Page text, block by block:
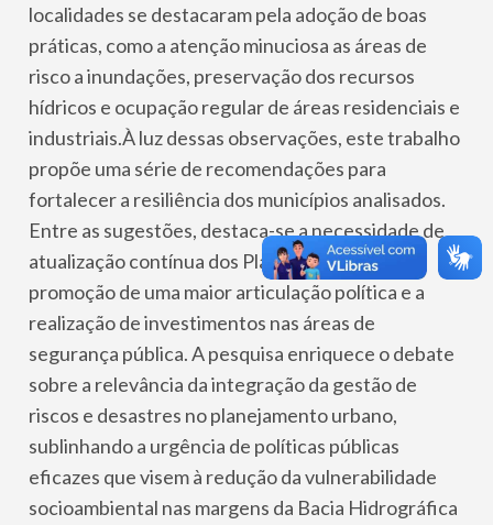
localidades se destacaram pela adoção de boas
práticas, como a atenção minuciosa as áreas de
risco a inundações, preservação dos recursos
hídricos e ocupação regular de áreas residenciais e
industriais.À luz dessas observações, este trabalho
propõe uma série de recomendações para
fortalecer a resiliência dos municípios analisados.
Entre as sugestões, destaca-se a necessidade de
atualização contínua dos Planos Diretores, a
promoção de uma maior articulação política e a
realização de investimentos nas áreas de
segurança pública. A pesquisa enriquece o debate
sobre a relevância da integração da gestão de
riscos e desastres no planejamento urbano,
sublinhando a urgência de políticas públicas
eficazes que visem à redução da vulnerabilidade
socioambiental nas margens da Bacia Hidrográfica